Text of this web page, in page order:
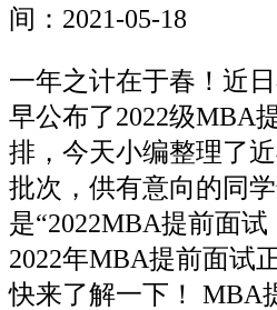
间：2021-05-18
一年之计在于春！近
早公布了2022级MBA
排，今天小编整理了
批次，供有意向的同
是“2022MBA提前面
2022年MBA提前面试
快来了解一下！ MBA